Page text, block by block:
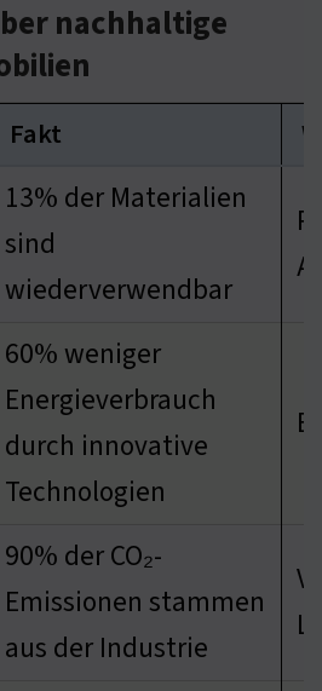
nachhaltige
Fakt
13% der Materialien
sind
wiederverwendbar
60% weniger
Energieverbrauch
durch innovative
Technologien
90% der CO₂-
Emissionen stammen
aus der Industrie